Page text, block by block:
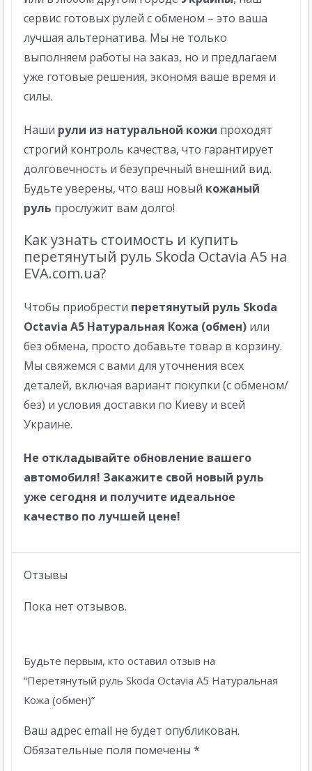
сервис готовых рулей с обменом – это ваша
лучшая альтернатива. Мы не только
выполняем работы на заказ, но и предлагаем
уже готовые решения, экономя ваше время и
силы.
Наши рули из натуральной кожи проходят
строгий контроль качества, что гарантирует
долговечность и безупречный внешний вид.
Будьте уверены, что ваш новый кожаный
руль прослужит вам долго!
Как узнать стоимость и купить
перетянутый руль Skoda Octavia A5 на
EVA.com.ua?
Чтобы приобрести перетянутый руль Skoda
Octavia A5 Натуральная Кожа (обмен)или
без обмена, просто добавьте товар в корзину.
Мы свяжемся с вами для уточнения всех
деталей, включая вариант покупки (с обменом/
без) и условия доставки по Киевуи всей
Украине.
Не откладывайте обновление вашего
автомобиля! Закажите свой новый руль
уже сегодня и получите идеальное
качество по лучшей цене!
Отзывы
Пока нет отзывов.
Будьте первым, кто оставил отзыв на
“Перетянутый руль Skoda Octavia A5 Натуральная
Кожа (обмен)”
Ваш адрес email не будет опубликован.
Обязательные поля помечены *